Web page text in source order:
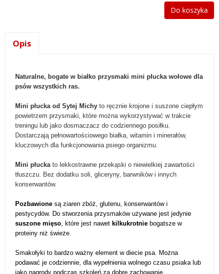
Do koszyka
Opis
Naturalne, bogate w białko przysmaki mini płucka wołowe dla
psów wszystkich ras.
Mini płucka od Sytej Michy to ręcznie krojone i suszone ciepłym
powietrzem przysmaki, które można wykorzystywać w trakcie
treningu lub jako dosmaczacz do codziennego posiłku.
Dostarczają pełnowartościowego białka, witamin i minerałów,
kluczowych dla funkcjonowania psiego organizmu.
Mini płucka to lekkostrawne przekąski o niewielkiej zawartości
tłuszczu. Bez dodatku soli, gliceryny, barwników i innych
konserwantów.
Pozbawione są ziaren zbóż, glutenu, konserwantów i
pestycydów. Do stworzenia przysmaków używane jest jedynie
suszone mięso, które jest nawet kilkukrotnie bogatsze w
proteiny niż świeże.
Smakołyki to bardzo ważny element w diecie psa. Można
podawać je codziennie, dla wypełnienia wolnego czasu psiaka lub
jako nagrody podczas szkoleń za dobre zachowanie.